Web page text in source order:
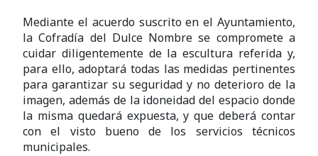
Mediante el acuerdo suscrito en el Ayuntamiento,
la Cofradía del Dulce Nombre se compromete a
cuidar diligentemente de la escultura referida y,
para ello, adoptará todas las medidas pertinentes
para garantizar su seguridad y no deterioro de la
imagen, además de la idoneidad del espacio donde
la misma quedará expuesta, y que deberá contar
con el visto bueno de los servicios técnicos
municipales.